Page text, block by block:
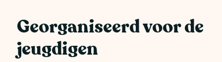
Georganiseerd voor de
jeugdigen